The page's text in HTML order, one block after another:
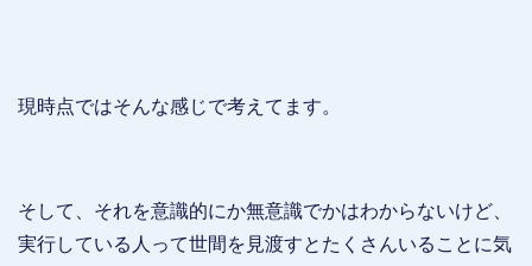
現時点ではそんな感じで考えてます。
そして、それを意識的にか無意識でかはわからないけど、
実行している人って世間を見渡すとたくさんいることに気